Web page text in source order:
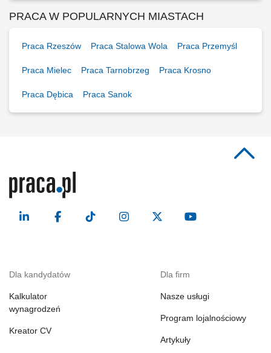
PRACA W POPULARNYCH MIASTACH
Praca Rzeszów Praca Stalowa Wola Praca Przemyśl
Praca Mielec Praca Tarnobrzeg Praca Krosno
Praca Dębica Praca Sanok
Dla kandydatów
Kalkulator
wynagrodzeń
Kreator CV
Dla firm
Nasze usługi
Program lojalnościowy
Artykuły